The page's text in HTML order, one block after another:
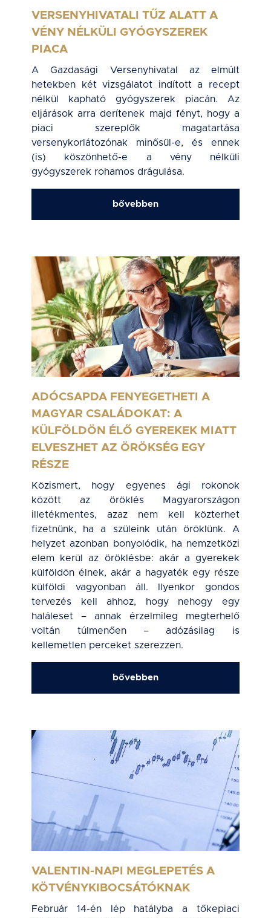
VERSENYHIVATALI TŰZ ALATT A
VÉNY NÉLKÜLI GYÓGYSZEREK
PIACA
A Gazdasági Versenyhivatal az elmúlt
hetekben két vizsgálatot indított a recept
nélkül kapható gyógyszerek piacán. Az
eljárások arra derítenek majd fényt, hogy a
piaci szereplők magatartása
versenykorlátozónak minősül-e, és ennek
(is) köszönhető-e a vény nélküli
gyógyszerek rohamos drágulása.
bővebben
ADÓCSAPDA FENYEGETHETI A
MAGYAR CSALÁDOKAT: A
KÜLFÖLDÖN ÉLŐ GYEREKEK MIATT
ELVESZHET AZ ÖRÖKSÉG EGY
RÉSZE
Közismert, hogy egyenes ági rokonok
között az öröklés Magyarországon
illetékmentes, azaz nem kell közterhet
fizetnünk, ha a szüleink után öröklünk. A
helyzet azonban bonyolódik, ha nemzetközi
elem kerül az öröklésbe: akár a gyerekek
külföldön élnek, akár a hagyaték egy része
külföldi vagyonban áll. Ilyenkor gondos
tervezés kell ahhoz, hogy nehogy egy
haláleset – annak érzelmileg megterhelő
voltán túlmenően – adózásilag is
kellemetlen perceket szerezzen.
bővebben
VALENTIN-NAPI MEGLEPETÉS A
KÖTVÉNYKIBOCSÁTÓKNAK
Február 14-én lép hatályba a tőkepiaci